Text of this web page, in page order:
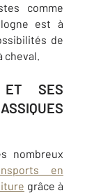
comme
est à
de
cheval.
ET SES
nombreux
en
grâce à